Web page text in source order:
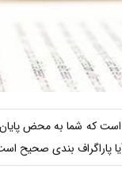
که شما به ‌محض
پاراگراف بندی صحیح